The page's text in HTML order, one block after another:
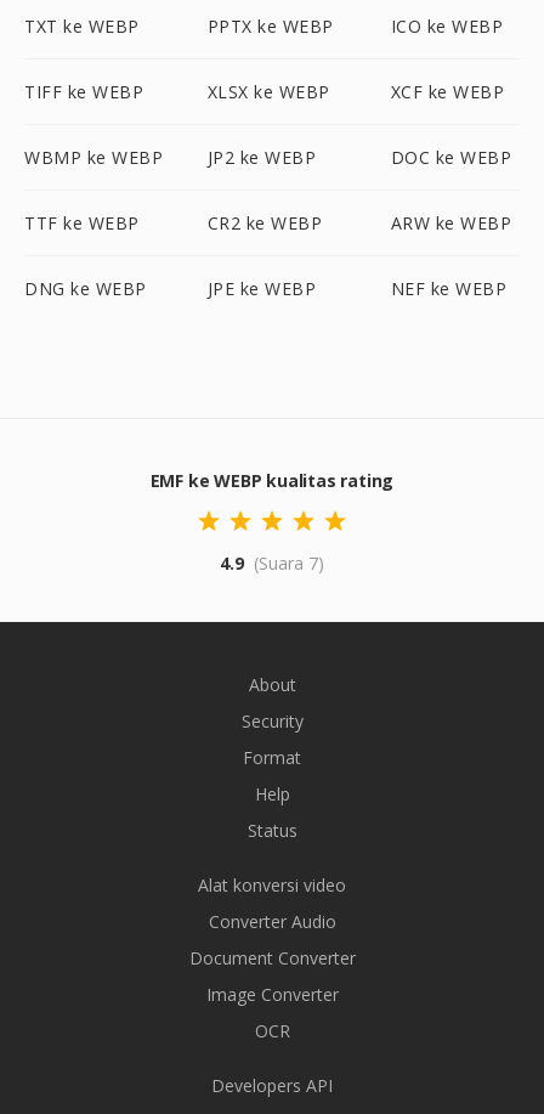
TXT ke WEBP PPTX ke WEBP ICO ke WEBP
TIFF ke WEBP XLSX ke WEBP XCF ke WEBP
WBMP ke WEBP JP2 ke WEBP DOC ke WEBP
TTF ke WEBP CR2 ke WEBP ARW ke WEBP
DNG ke WEBP JPE ke WEBP NEF ke WEBP
EMF ke WEBP kualitas rating
4.9 (Suara 7)
About
Security
Format
Help
Status
Alat konversi video
Converter Audio
Document Converter
Image Converter
OCR
Developers API